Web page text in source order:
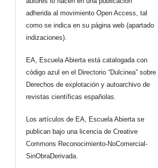
adherida al movimiento Open Access, tal
como se indica en su página web (apartado
indizaciones).
EA, Escuela Abierta está catalogada con
código azul en el Directorio “Dulcinea” sobre
Derechos de explotación y autoarchivo de
revistas científicas españolas.
Los artículos de EA, Escuela Abierta se
publican bajo una licencia de Creative
Commons Reconocimiento-NoComercial-
SinObraDerivada.